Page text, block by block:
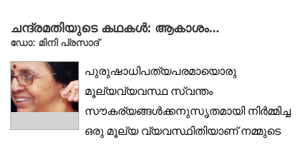
ചന്ദ്രമതിയുടെ കഥകൾ: ആകാശം...
ഡോ: മിനി പ്രസാദ്
പുരുഷാധിപത്യപരമായൊരു
മൂല്യവ്യവസ്ഥ സ്വന്തം
സൗകര്യങ്ങൾക്കനുസൃതമായി നിർമ്മിച്ച
ഒരു മൂല്യ വ്യവസ്ഥിതിയാണ് നമ്മുടെ